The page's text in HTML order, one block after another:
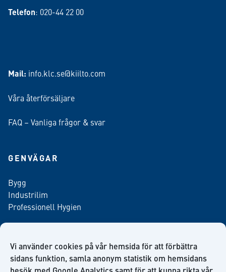
Vi använder cookies på vår hemsida för att förbättra
sidans funktion, samla anonym statistik om hemsidans
Telefon: 020-44 22 00
Mail: info.klc.se@kiilto.com
Våra återförsäljare
FAQ – Vanliga frågor & svar
GENVÄGAR
Bygg
Industrilim
Professionell Hygien
Anmäl dig till vårt nyhetsbrev